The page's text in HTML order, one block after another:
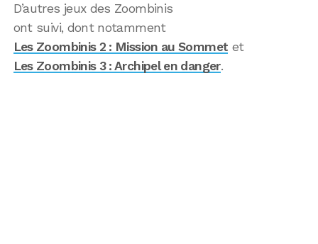
D’autres jeux des Zoombinis
ont suivi, dont notamment
Les Zoombinis 2 : Mission au Sommet et
Les Zoombinis 3 : Archipel en danger.